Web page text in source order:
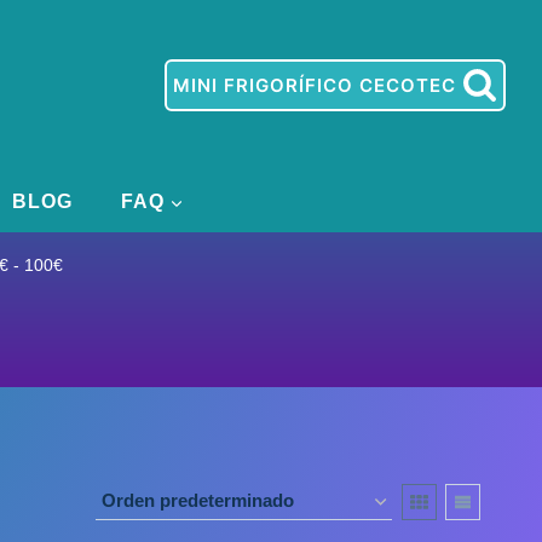
MINI FRIGORÍFICO CECOTEC
BLOG FAQ
- 100€